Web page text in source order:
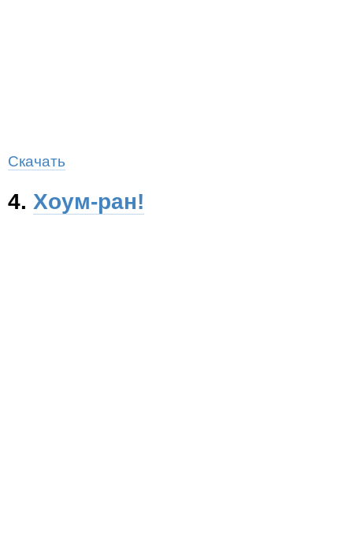
Скачать
4. Хоум-ран!